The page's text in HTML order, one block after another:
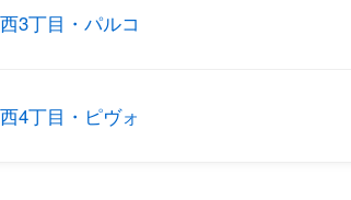
3丁目・パルコ
4丁目・ピヴォ